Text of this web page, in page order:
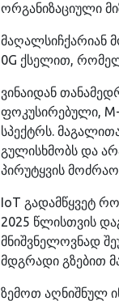
ორგანიზაციული
მაღალსიჩქარიან
0G ქსელით,
ვინაიდან
ფოკუსირებული,
სპექტრს.
გულისხმობს და
პირუტყვის
IoT გადამწყვეტ
2025 წლისთვის
მნიშვნელოვნად
მდგრადი გზებით
ზემოთ აღნიშნულ